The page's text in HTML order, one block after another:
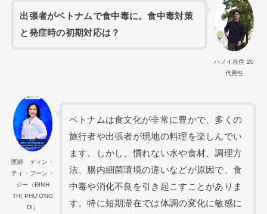
ハノイ在住 20
代男性
出張者がベトナムで食中毒に。食中毒対策
と発症時の初期対応は？
医師 ディン・
ティ・フーン・
ジー（ĐINH
THỊ PHƯƠNG
DI）
ベトナムは食文化が非常に豊かで、多くの
旅行者や出張者が現地の料理を楽しんでい
ます。しかし、慣れない水や食材、調理方
法、腸内細菌環境の違いなどが原因で、食
中毒や消化不良を引き起こすことがありま
す。特に短期滞在では体調の変化に敏感に